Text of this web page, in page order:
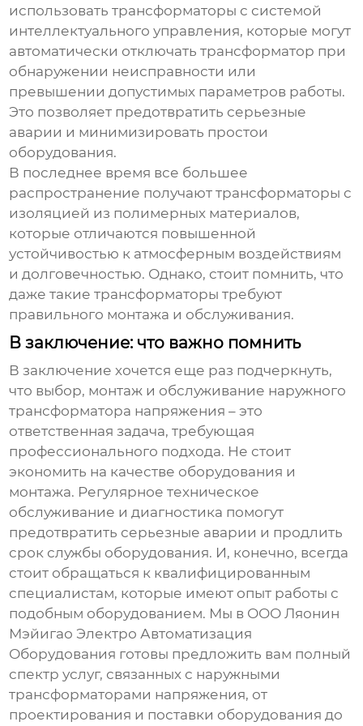
использовать трансформаторы с системой
интеллектуального управления, которые могут
автоматически отключать трансформатор при
обнаружении неисправности или
превышении допустимых параметров работы.
Это позволяет предотвратить серьезные
аварии и минимизировать простои
оборудования.
В последнее время все большее
распространение получают трансформаторы с
изоляцией из полимерных материалов,
которые отличаются повышенной
устойчивостью к атмосферным воздействиям
и долговечностью. Однако, стоит помнить, что
даже такие трансформаторы требуют
правильного монтажа и обслуживания.
В заключение: что важно помнить
В заключение хочется еще раз подчеркнуть,
что выбор, монтаж и обслуживание наружного
трансформатора напряжения – это
ответственная задача, требующая
профессионального подхода. Не стоит
экономить на качестве оборудования и
монтажа. Регулярное техническое
обслуживание и диагностика помогут
предотвратить серьезные аварии и продлить
срок службы оборудования. И, конечно, всегда
стоит обращаться к квалифицированным
специалистам, которые имеют опыт работы с
подобным оборудованием. Мы в ООО Ляонин
Мэйигао Электро Автоматизация
Оборудования готовы предложить вам полный
спектр услуг, связанных с наружными
трансформаторами напряжения, от
проектирования и поставки оборудования до